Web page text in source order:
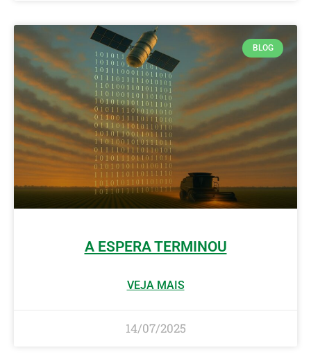
BLOG
A ESPERA TERMINOU
VEJA MAIS
14/07/2025